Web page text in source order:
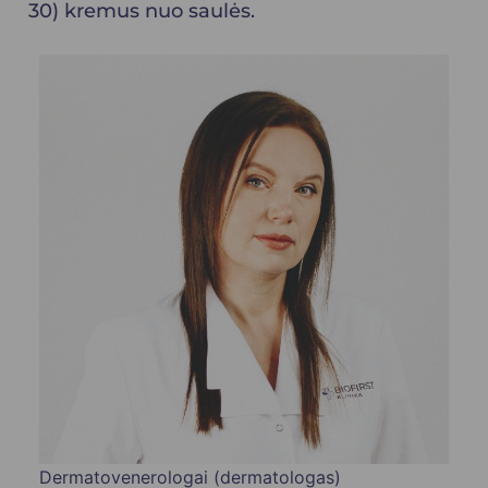
30) kremus nuo saulės.
Dermatovenerologai (dermatologas)